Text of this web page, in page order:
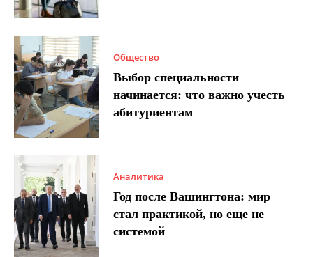
Общество
Выбор специальности
начинается: что важно учесть
абитуриентам
Аналитика
Год после Вашингтона: мир
стал практикой, но еще не
системой